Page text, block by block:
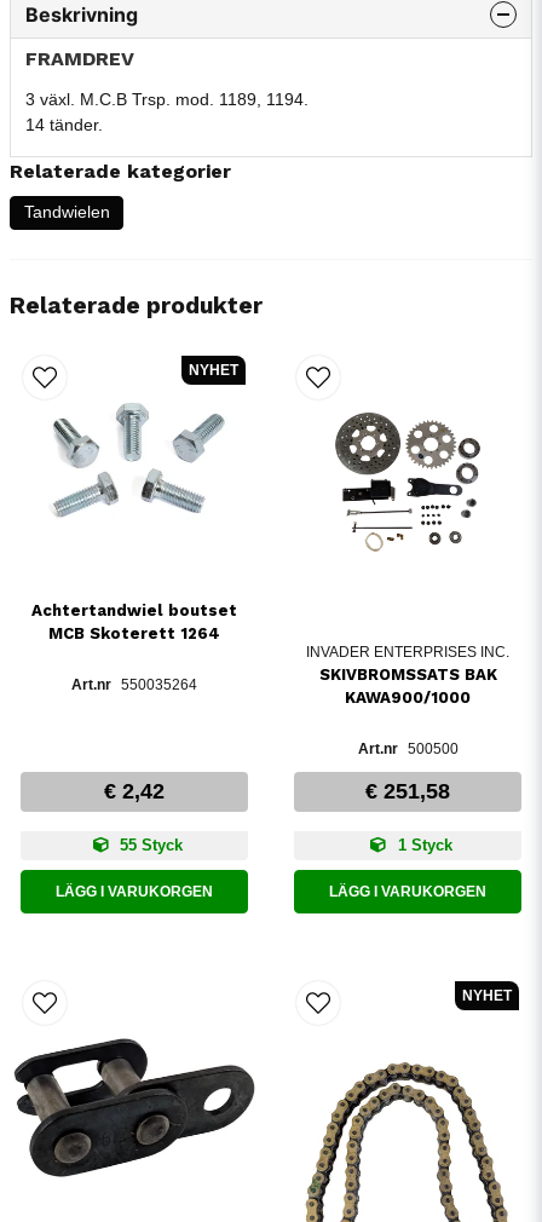
Beskrivning
FRAMDREV
3 växl. M.C.B Trsp. mod. 1189, 1194.
14 tänder.
Relaterade kategorier
Tandwielen
Relaterade produkter
Achtertandwiel boutset
MCB Skoterett 1264
550035264
€ 2,42
55 Styck
LÄGG I VARUKORGEN
NYHET
INVADER ENTERPRISES INC.
SKIVBROMSSATS BAK
KAWA900/1000
500500
€ 251,58
1 Styck
LÄGG I VARUKORGEN
NYHET